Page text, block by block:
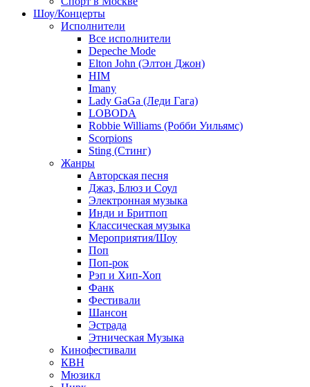
Шоу/Концерты
Исполнители
Все исполнители
Depeche Mode
Elton John (Элтон Джон)
HIM
Imany
Lady GaGa (Леди Гага)
LOBODA
Robbie Williams (Робби Уильямс)
Scorpions
Sting (Стинг)
Жанры
Авторская песня
Джаз, Блюз и Соул
Электронная музыка
Инди и Бритпоп
Классическая музыка
Мероприятия/Шоу
Поп
Поп-рок
Рэп и Хип-Хоп
Фанк
Фестивали
Шансон
Эстрада
Этническая Музыка
Кинофестивали
КВН
Мюзикл